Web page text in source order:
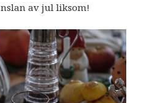
av jul liksom!